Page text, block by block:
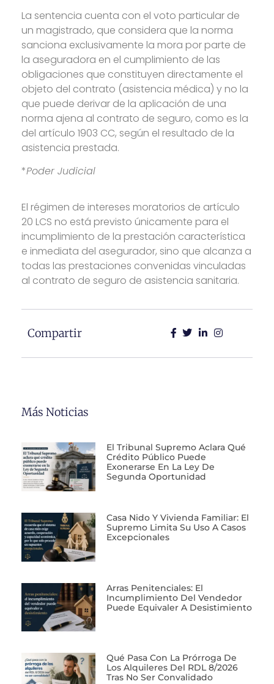
La sentencia cuenta con el voto particular de
un magistrado, que considera que la norma
sanciona exclusivamente la mora por parte de
la aseguradora en el cumplimiento de las
obligaciones que constituyen directamente el
objeto del contrato (asistencia médica) y no la
que puede derivar de la aplicación de una
norma ajena al contrato de seguro, como es la
del artículo 1903 CC, según el resultado de la
asistencia prestada.
*Poder Judicial
El régimen de intereses moratorios de artículo
20 LCS no está previsto únicamente para el
incumplimiento de la prestación característica
e inmediata del asegurador, sino que alcanza a
todas las prestaciones convenidas vinculadas
al contrato de seguro de asistencia sanitaria.
Compartir
Más Noticias
El Tribunal Supremo Aclara Qué
Crédito Público Puede
Exonerarse En La Ley De
Segunda Oportunidad
Casa Nido Y Vivienda Familiar: El
Supremo Limita Su Uso A Casos
Excepcionales
Arras Penitenciales: El
Incumplimiento Del Vendedor
Puede Equivaler A Desistimiento
Qué Pasa Con La Prórroga De
Los Alquileres Del RDL 8/2026
Tras No Ser Convalidado